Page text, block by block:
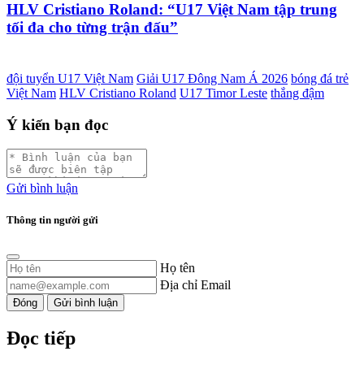
HLV Cristiano Roland: “U17 Việt Nam tập trung
tối đa cho từng trận đấu”
đội tuyển U17 Việt Nam Giải U17 Đông Nam Á 2026 bóng đá trẻ
Việt Nam HLV Cristiano Roland U17 Timor Leste thắng đậm
Ý kiến bạn đọc
Gửi bình luận
Thông tin người gửi
Họ tên
Địa chỉ Email
Đóng Gửi bình luận
Đọc tiếp